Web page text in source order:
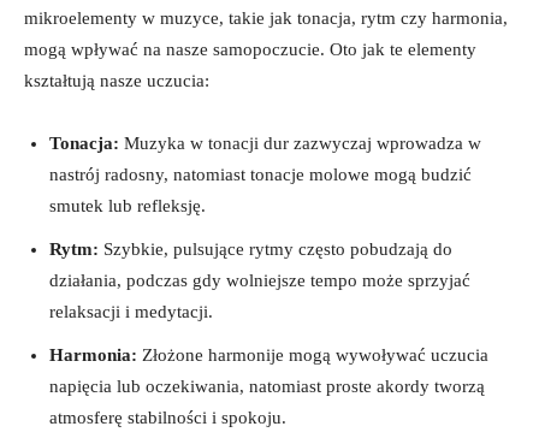
mikroelementy w muzyce, takie jak tonacja, rytm czy harmonia,
mogą wpływać na nasze samopoczucie. Oto jak te elementy
kształtują nasze uczucia:
Tonacja: Muzyka w tonacji dur zazwyczaj wprowadza w
nastrój radosny, natomiast tonacje molowe mogą budzić
smutek lub refleksję.
Rytm: Szybkie, pulsujące rytmy często pobudzają do
działania, podczas gdy wolniejsze tempo może sprzyjać
relaksacji i medytacji.
Harmonia: Złożone harmonije mogą wywoływać uczucia
napięcia lub oczekiwania, natomiast proste akordy tworzą
atmosferę stabilności i spokoju.